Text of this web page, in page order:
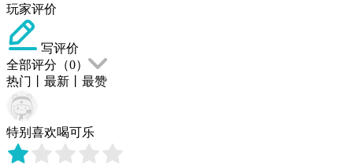
玩家评价
写评价
全部评分（0）
热门
最新 最赞
特别喜欢喝可乐